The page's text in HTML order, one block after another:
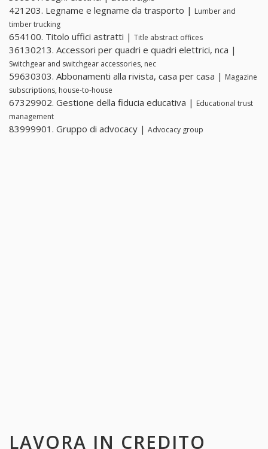
421203. Legname e legname da trasporto | Lumber and
timber trucking
654100. Titolo uffici astratti | Title abstract offices
36130213. Accessori per quadri e quadri elettrici, nca |
Switchgear and switchgear accessories, nec
59630303. Abbonamenti alla rivista, casa per casa | Magazine
subscriptions, house-to-house
67329902. Gestione della fiducia educativa | Educational trust
management
83999901. Gruppo di advocacy | Advocacy group
LAVORA IN CREDITO